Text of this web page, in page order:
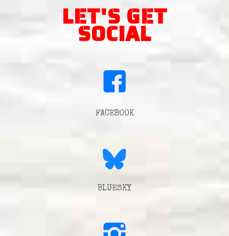
LET'S GET
SOCIAL
FACEBOOK
BLUESKY